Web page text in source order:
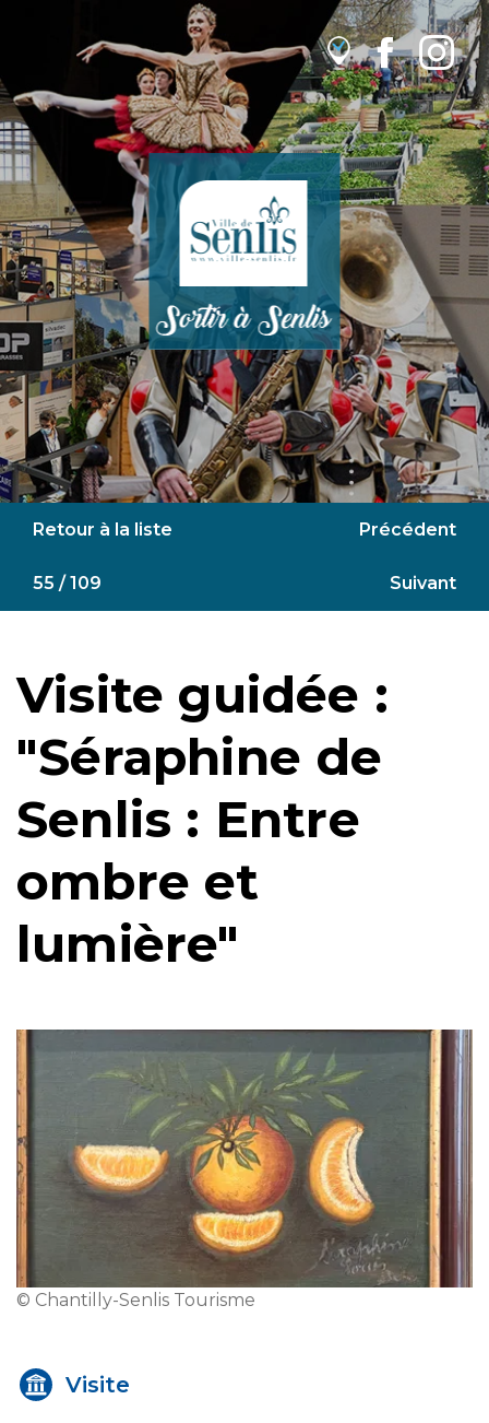
Retour à la liste Précédent
55 / 109 Suivant
Visite guidée :
"Séraphine de
Senlis : Entre
ombre et
lumière"
© Chantilly-Senlis Tourisme
Visite